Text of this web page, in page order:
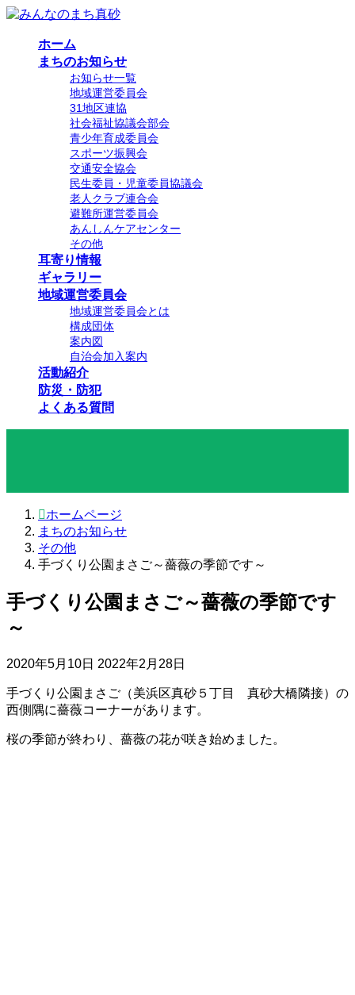
コ
ナ
ホーム
まちのお知らせ
お知らせ一覧
地域運営委員会
31地区連協
社会福祉協議会部会
青少年育成委員会
スポーツ振興会
交通安全協会
民生委員・児童委員協議会
老人クラブ連合会
避難所運営委員会
あんしんケアセンター
その他
耳寄り情報
ギャラリー
地域運営委員会
地域運営委員会とは
構成団体
案内図
自治会加入案内
活動紹介
防災・防犯
よくある質問
ホームページ
まちのお知らせ
その他
手づくり公園まさご～薔薇の季節です～
手づくり公園まさご～薔薇の季節です
～
2020年5月10日 最
更
新
時
2022年2月28日
手づくり公園まさご（美浜区真砂５丁目 真砂大橋隣接）の
西側隅に薔薇コーナーがあります。
桜の季節が終わり、薔薇の花が咲き始めました。